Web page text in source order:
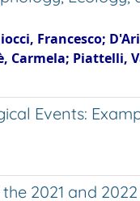
Francesco;
Carmela; Piattelli,
Events:
2021 and